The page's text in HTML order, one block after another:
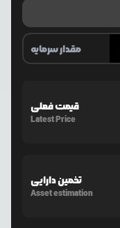
قیمت فعلی
Latest Price
تخمین دارایی
Asset estimation